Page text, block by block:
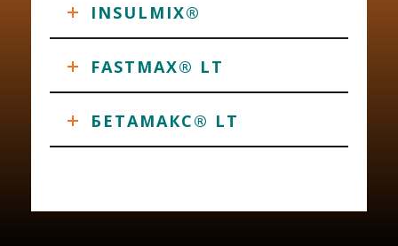
INSULMIX®
FASTMAX® LT
БЕТАМАКС® LT